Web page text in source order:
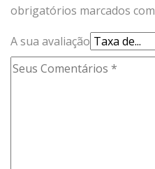
obrigatórios marcados com
A sua avaliação